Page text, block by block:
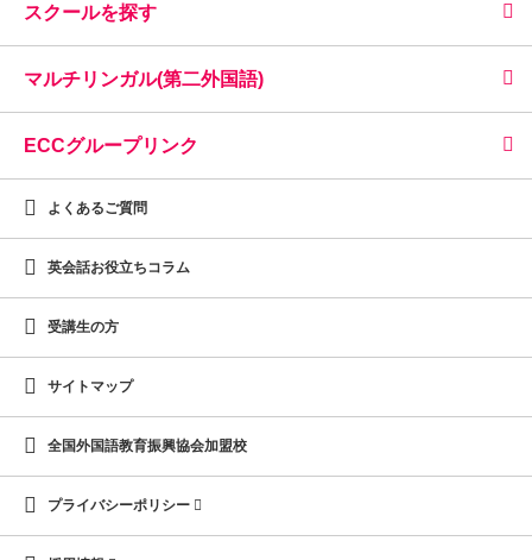
スクールを探す
マルチリンガル(第二外国語)
ECCグループリンク
よくあるご質問
英会話お役立ちコラム
受講生の方
サイトマップ
全国外国語教育振興協会加盟校
プライバシーポリシー